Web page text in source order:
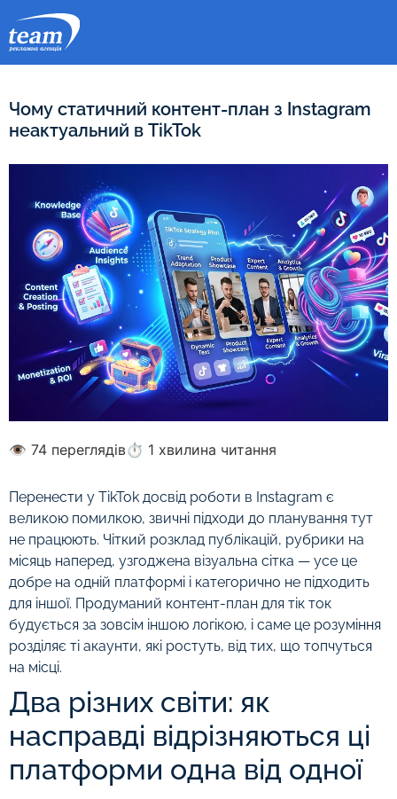
Чому статичний контент-план з Instagram
неактуальний в TikTok
👁 74 переглядів⏱ 1 хвилина читання
Перенести у TikTok досвід роботи в Instagram є
великою помилкою, звичні підходи до планування тут
не працюють. Чіткий розклад публікацій, рубрики на
місяць наперед, узгоджена візуальна сітка — усе це
добре на одній платформі і категорично не підходить
для іншої. Продуманий контент-план для тік ток
будується за зовсім іншою логікою, і саме це розуміння
розділяє ті акаунти, які ростуть, від тих, що топчуться
на місці.
Два різних світи: як
насправді відрізняються ці
платформи одна від одної